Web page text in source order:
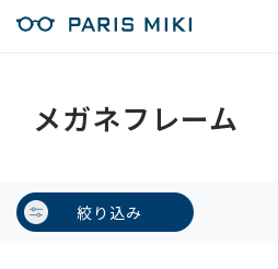
メガネフレーム
絞り込み